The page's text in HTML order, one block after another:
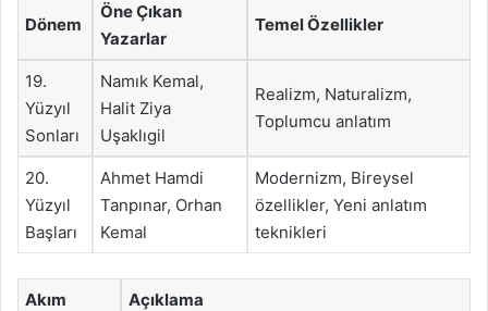
Dönem
Öne Çıkan
Yazarlar
Temel Özellikler
19.
Yüzyıl
Sonları
Namık Kemal,
Halit Ziya
Uşaklıgil
Realizm, Naturalizm,
Toplumcu anlatım
20.
Yüzyıl
Başları
Ahmet Hamdi
Tanpınar, Orhan
Kemal
Modernizm, Bireysel
özellikler, Yeni anlatım
teknikleri
Akım Açıklama